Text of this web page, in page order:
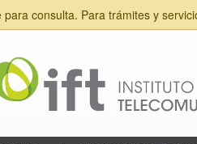
consulta. Para trámites y